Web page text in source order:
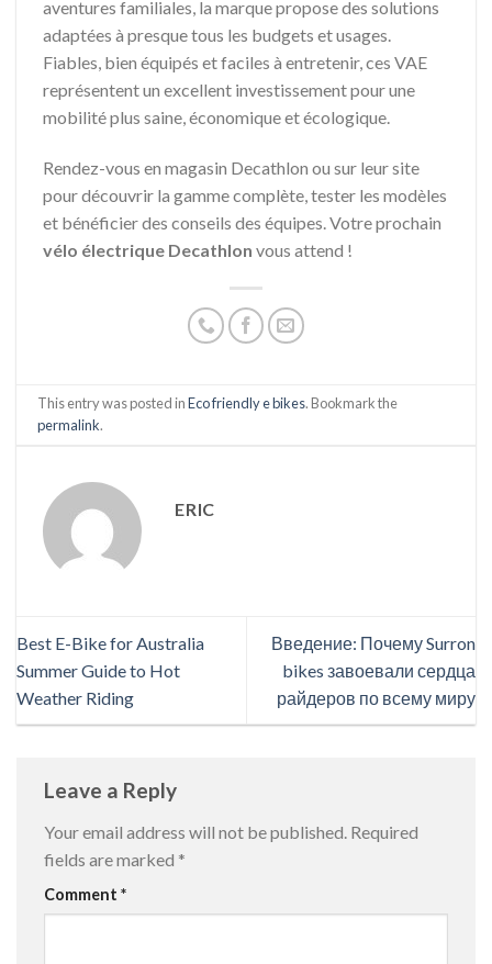
aventures familiales, la marque propose des solutions
adaptées à presque tous les budgets et usages.
Fiables, bien équipés et faciles à entretenir, ces VAE
représentent un excellent investissement pour une
mobilité plus saine, économique et écologique.
Rendez-vous en magasin Decathlon ou sur leur site
pour découvrir la gamme complète, tester les modèles
et bénéficier des conseils des équipes. Votre prochain
vélo électrique Decathlon vous attend !
This entry was posted inEco friendly e bikes. Bookmark the
permalink.
ERIC
Best E-Bike for Australia
Summer Guide to Hot
Weather Riding
Введение: Почему Surron
bikes завоевали сердца
райдеров по всему миру
Leave a Reply
Your email address will not be published. Required
fields are marked *
Comment *